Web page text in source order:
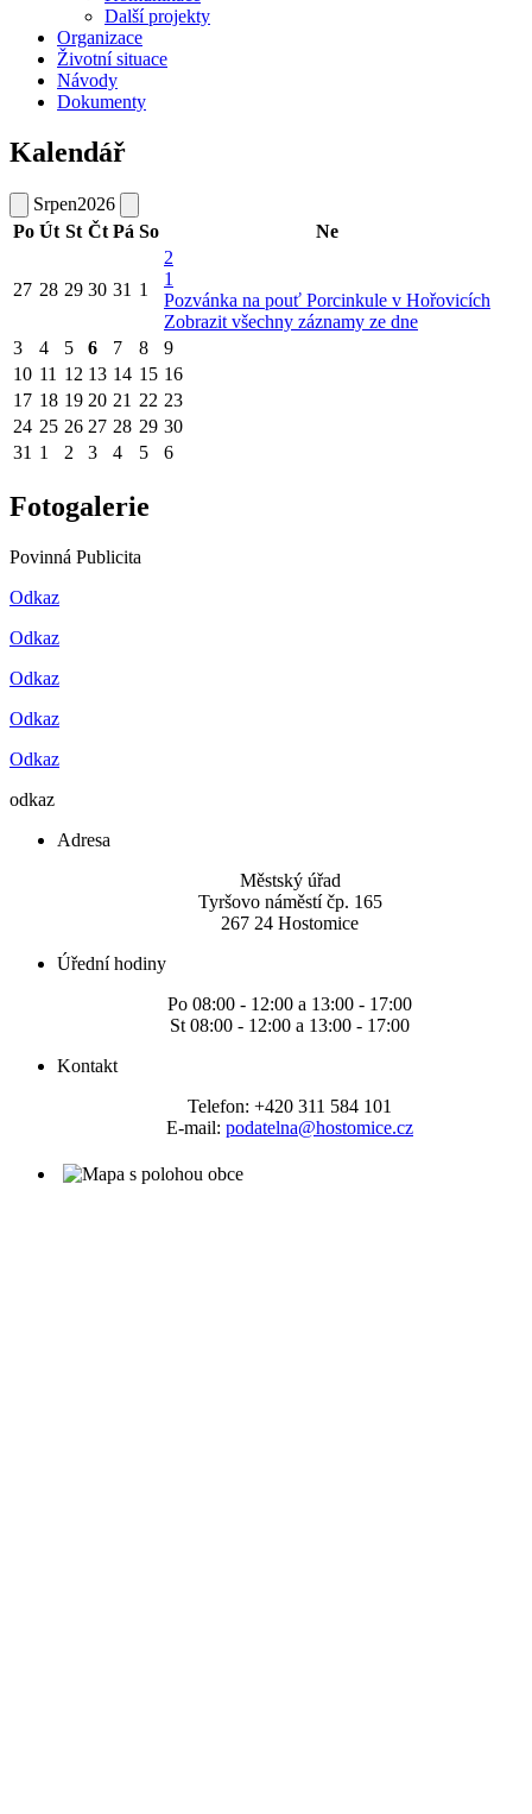
Další projekty
Organizace
Životní situace
Návody
Dokumenty
Kalendář
Srpen2026
Po Út St Čt Pá So Ne
27 28 29 30 31 1
2
1
Pozvánka na pouť Porcinkule v Hořovicích
Zobrazit všechny záznamy ze dne
3
4 5 6 7 8
9
10 11 12 13 14 15 16
17 18 19 20 21 22 23
24 25 26 27 28 29 30
31 1 2 3 4 5 6
Fotogalerie
Povinná Publicita
Odkaz
Odkaz
Odkaz
Odkaz
Odkaz
odkaz
Adresa
Městský úřad
Tyršovo náměstí čp. 165
267 24 Hostomice
Úřední hodiny
Po 08:00 - 12:00 a 13:00 - 17:00
St 08:00 - 12:00 a 13:00 - 17:00
Kontakt
Telefon: +420 311 584 101
E-mail: podatelna@hostomice.cz